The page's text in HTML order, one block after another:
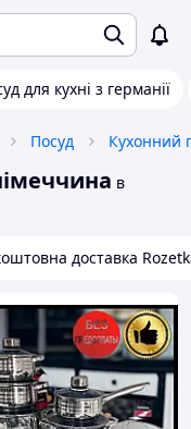
для кухні з германії
Посуд Кухонний
в
доставка